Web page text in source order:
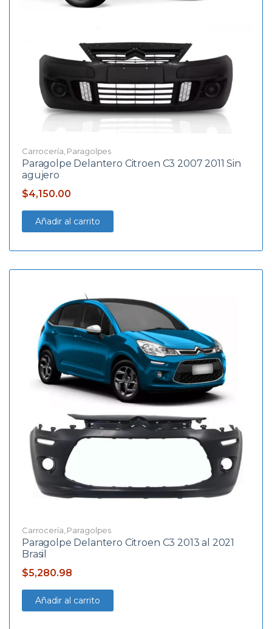
Carrocería Paragolpes
Paragolpe Delantero Citroen C3 2007 2011 Sin
agujero
$4,150.00
Añadir al carrito
Carrocería Paragolpes
Paragolpe Delantero Citroen C3 2013 al 2021
Brasil
$5,280.98
Añadir al carrito